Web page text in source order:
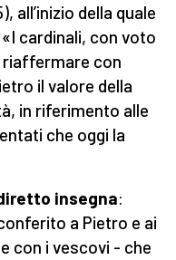
all’inizio della quale
cardinali, con voto
riaffermare con
il valore della
in riferimento alle
che oggi la
insegna:
a Pietro e ai
con i vescovi - che